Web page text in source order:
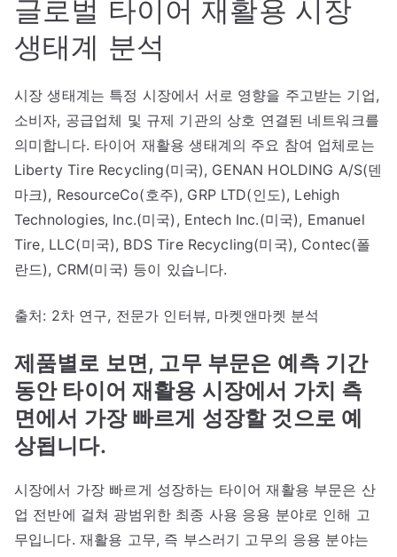
글로벌 타이어 재활용 시장
생태계 분석
시장 생태계는 특정 시장에서 서로 영향을 주고받는 기업,
소비자, 공급업체 및 규제 기관의 상호 연결된 네트워크를
의미합니다. 타이어 재활용 생태계의 주요 참여 업체로는
Liberty Tire Recycling(미국), GENAN HOLDING A/S(덴
마크), ResourceCo(호주), GRP LTD(인도), Lehigh
Technologies, Inc.(미국), Entech Inc.(미국), Emanuel
Tire, LLC(미국), BDS Tire Recycling(미국), Contec(폴
란드), CRM(미국) 등이 있습니다.
출처: 2차 연구, 전문가 인터뷰, 마켓앤마켓 분석
제품별로 보면, 고무 부문은 예측 기간
동안 타이어 재활용 시장에서 가치 측
면에서 가장 빠르게 성장할 것으로 예
상됩니다.
시장에서 가장 빠르게 성장하는 타이어 재활용 부문은 산
업 전반에 걸쳐 광범위한 최종 사용 응용 분야로 인해 고
무입니다. 재활용 고무, 즉 부스러기 고무의 응용 분야는